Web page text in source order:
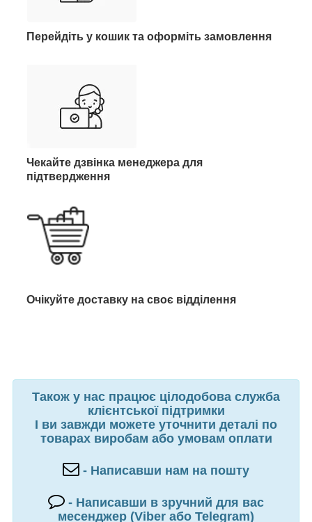
Перейдіть у кошик та оформіть замовлення
Чекайте дзвінка менеджера для
підтвердження
Очікуйте доставку на своє відділення
Також у нас працює цілодобова служба
клієнтської підтримки
І ви завжди можете уточнити деталі по
товарах виробам або умовам оплати
- Написавши нам на пошту
- Написавши в зручний для вас
месенджер (Viber або Telegram)